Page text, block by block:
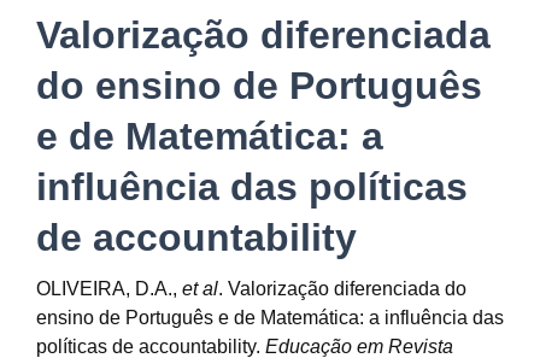
Valorização diferenciada
do ensino de Português
e de Matemática: a
influência das políticas
de accountability
OLIVEIRA, D.A., et al. Valorização diferenciada do
ensino de Português e de Matemática: a influência das
políticas de accountability. Educação em Revista